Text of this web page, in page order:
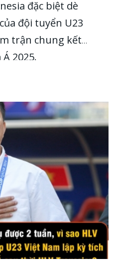
đặc biệt dè
đội tuyển U23
trận chung kết
2025.